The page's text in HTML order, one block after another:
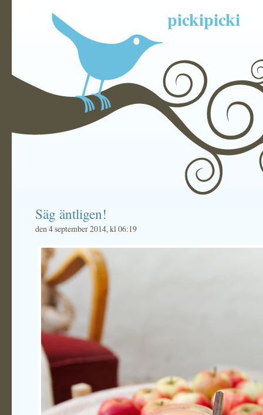
pickipicki
Säg äntligen!
den 4 september 2014, kl 06:19